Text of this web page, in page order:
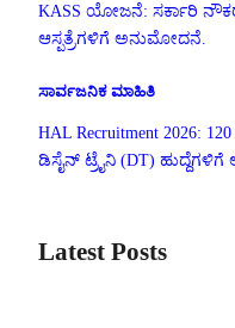
KASS ಯೋಜನೆ: ಸರ್ಕಾರಿ
ಆಸ್ಪತ್ರೆಗಳಿಗೆ ಅನುಮೋದನೆ.
ಸಾರ್ವಜನಿಕ ಮಾಹಿತಿ
HAL Recruitment 2026:
ಡಿಸೈನ್ ಟ್ರೈನಿ (DT) ಹುದ್ದೆಗಳಿಗೆ
Latest Posts